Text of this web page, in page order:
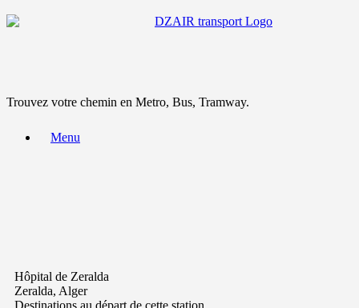
Trouvez votre chemin en Metro, Bus, Tramway.
Menu
Hôpital de Zeralda
Zeralda, Alger
Destinations au départ de cette station